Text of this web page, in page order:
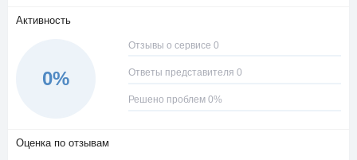
выплачивается 15% от стоимости тарифа, последующие
Выплаты на кошелек WebMoney или другие платежные
Активность
0%
Отзывы о сервисе 0
Ответы представителя 0
Решено проблем 0%
Оценка по отзывам